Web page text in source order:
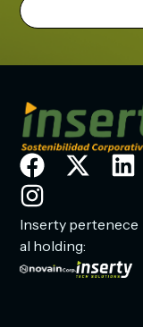
Inserty pertenece
al holding: